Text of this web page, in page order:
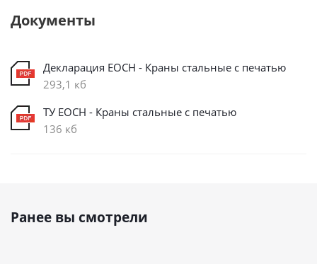
Документы
Декларация ЕОСН - Краны стальные с печатью
293,1 кб
ТУ ЕОСН - Краны стальные с печатью
136 кб
Ранее вы смотрели